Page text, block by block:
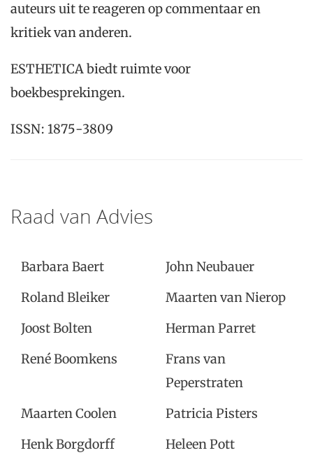
auteurs uit te reageren op commentaar en
kritiek van anderen.
ESTHETICA biedt ruimte voor
boekbesprekingen.
ISSN: 1875-3809
Raad van Advies
Barbara Baert
John Neubauer
Roland Bleiker
Maarten van Nierop
Joost Bolten
Herman Parret
René Boomkens
Frans van
Peperstraten
Maarten Coolen
Patricia Pisters
Henk Borgdorff
Heleen Pott